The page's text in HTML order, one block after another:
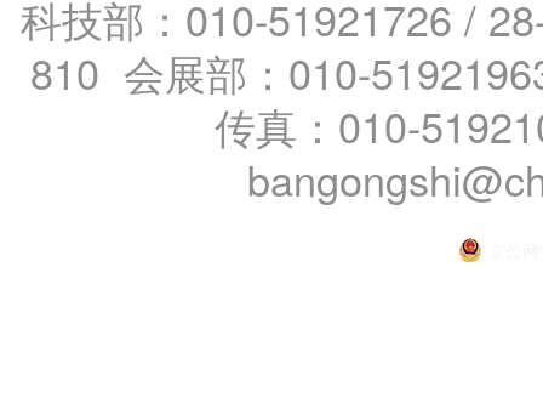
科技部：010-51921726 /
810 会展部：010-
传真：010-